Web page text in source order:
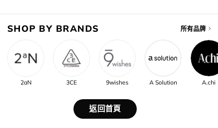
SHOP BY BRANDS 所有品牌
2aN 3CE 9wishes A Solution A.chi
返回首頁